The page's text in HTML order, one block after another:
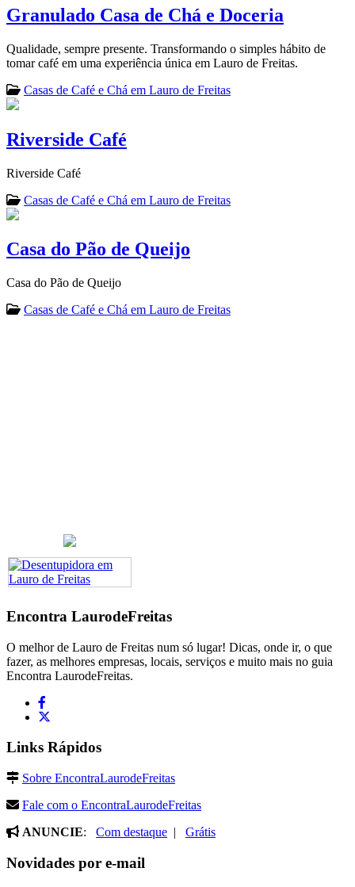
Granulado Casa de Chá e Doceria
Qualidade, sempre presente. Transformando o simples hábito de
tomar café em uma experiência única em Lauro de Freitas.
Casas de Café e Chá em Lauro de Freitas
Riverside Café
Riverside Café
Casas de Café e Chá em Lauro de Freitas
Casa do Pão de Queijo
Casa do Pão de Queijo
Casas de Café e Chá em Lauro de Freitas
Encontra LaurodeFreitas
O melhor de Lauro de Freitas num só lugar! Dicas, onde ir, o que
fazer, as melhores empresas, locais, serviços e muito mais no guia
Encontra LaurodeFreitas.
Links Rápidos
Sobre EncontraLaurodeFreitas
Fale com o EncontraLaurodeFreitas
ANUNCIE: Com destaque | Grátis
Novidades por e-mail